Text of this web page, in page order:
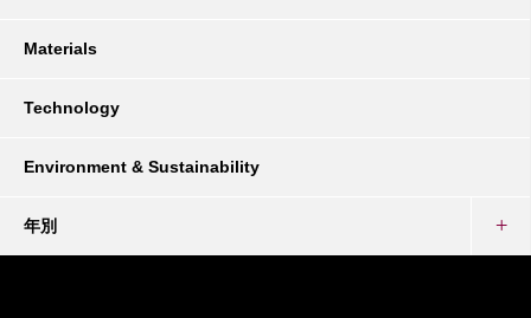
Materials
Technology
Environment & Sustainability
年別